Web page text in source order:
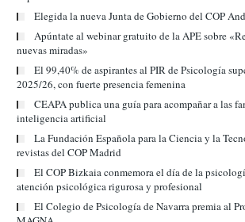
Elegida la nueva Junta de Gobierno del COP
Apúntate al webinar gratuito de la APE sobre
nuevas miradas»
El 99,40% de aspirantes al PIR de Psicología
2025/26, con fuerte presencia femenina
CEAPA publica una guía para acompañar a las
inteligencia artificial
La Fundación Española para la Ciencia y la
revistas del COP Madrid
El COP Bizkaia conmemora el día de la
atención psicológica rigurosa y profesional
El Colegio de Psicología de Navarra premia al